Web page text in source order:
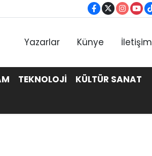
Yazarlar Künye İletişim
TEKNOLOJİ
KÜLTÜR SANAT